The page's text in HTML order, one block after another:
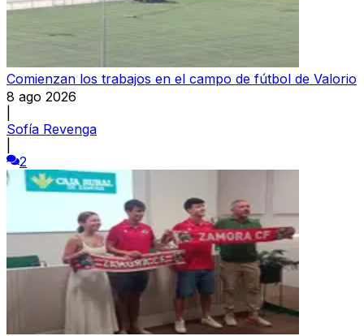
Comienzan los trabajos en el campo de fútbol de Valorio
8 ago 2026
Sofía Revenga
2